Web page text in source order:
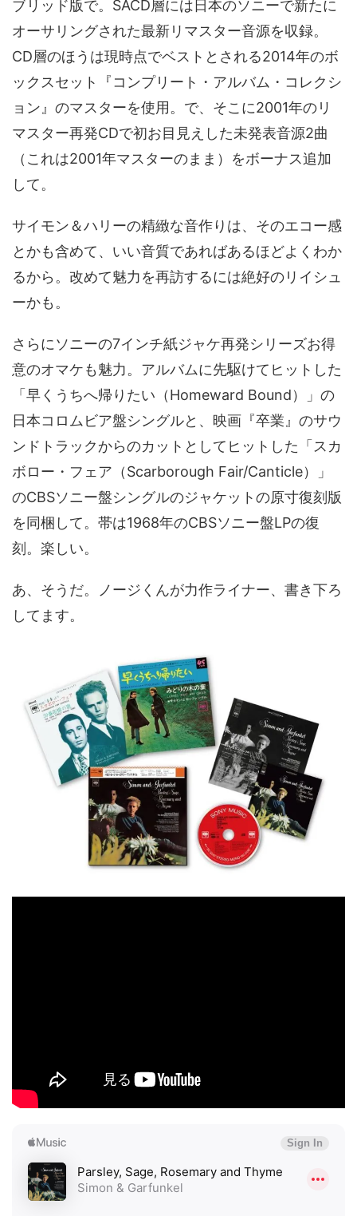
ブリッド版で。SACD層には日本のソニーで新たに
オーサリングされた最新リマスター音源を収録。
CD層のほうは現時点でベストとされる2014年のボ
ックスセット『コンプリート・アルバム・コレクシ
ョン』のマスターを使用。で、そこに2001年のリ
マスター再発CDで初お目見えした未発表音源2曲
（これは2001年マスターのまま）をボーナス追加
して。
サイモン＆ハリーの精緻な音作りは、そのエコー感
とかも含めて、いい音質であればあるほどよくわか
るから。改めて魅力を再訪するには絶好のリイシュ
ーかも。
さらにソニーの7インチ紙ジャケ再発シリーズお得
意のオマケも魅力。アルバムに先駆けてヒットした
「早くうちへ帰りたい（Homeward Bound）」の
日本コロムビア盤シングルと、映画『卒業』のサウ
ンドトラックからのカットとしてヒットした「スカ
ボロー・フェア（Scarborough Fair/Canticle）」
のCBSソニー盤シングルのジャケットの原寸復刻版
を同梱して。帯は1968年のCBSソニー盤LPの復
刻。楽しい。
あ、そうだ。ノージくんが力作ライナー、書き下ろ
してます。